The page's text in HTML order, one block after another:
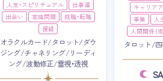
人生・スピリチュアル
仕事運
出会い
家庭問題
就職・転職
復縁
オラクルカード/タロット/ダウ
ジング/チャネリング/リーディ
ング/波動修正/霊視・透視
キャリア
事業
人
人間関係（
タロット/